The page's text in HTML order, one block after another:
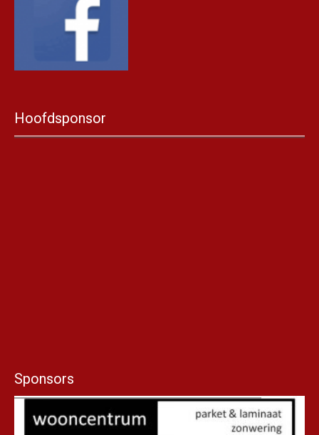
Hoofdsponsor
Sponsors